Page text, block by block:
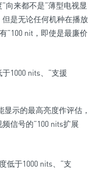
向来都不是“薄型电视显
是无论任何机种在播放
”100 nit，即使是最廉价
示的最高亮度作评估，
信号的”100 nits扩展